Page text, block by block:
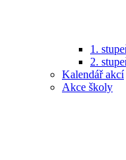
1.
2.
Kalendář akcí
Akce školy